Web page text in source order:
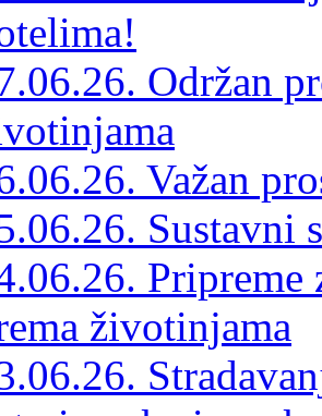
Održan
Važan
Sustavni
životinjama